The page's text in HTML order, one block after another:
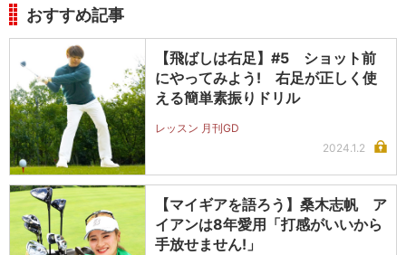
おすすめ記事
【飛ばしは右足】#5 ショット前
にやってみよう! 右足が正しく使
える簡単素振りドリル
レッスン 月刊GD
2024.1.2
【マイギアを語ろう】桑木志帆 ア
イアンは8年愛用「打感がいいから
手放せません!」